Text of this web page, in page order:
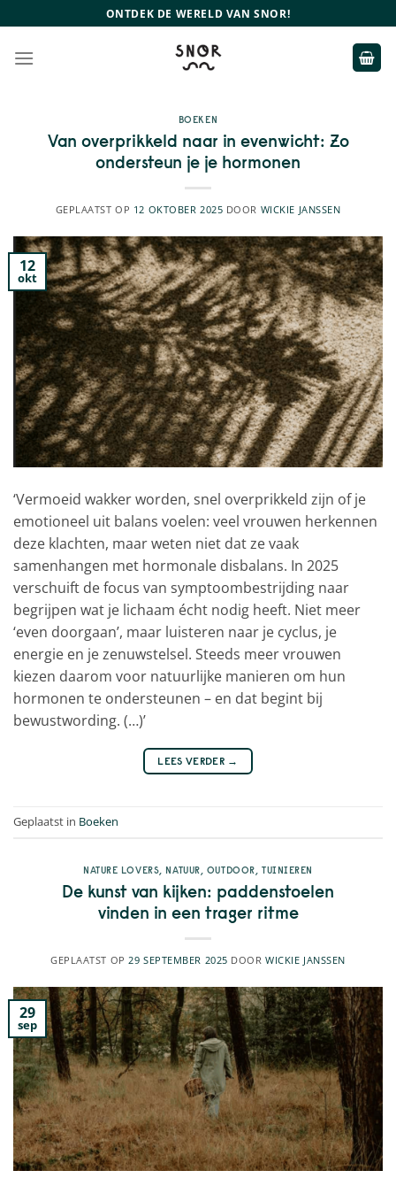
naar
inhoud
ONTDEK DE WERELD VAN SNOR!
BOEKEN
Van overprikkeld naar in evenwicht: Zo
ondersteun je je hormonen
GEPLAATST OP 12 OKTOBER 2025 DOOR WICKIE JANSSEN
12
okt
‘Vermoeid wakker worden, snel overprikkeld zijn of je
emotioneel uit balans voelen: veel vrouwen herkennen
deze klachten, maar weten niet dat ze vaak
samenhangen met hormonale disbalans. In 2025
verschuift de focus van symptoombestrijding naar
begrijpen wat je lichaam écht nodig heeft. Niet meer
‘even doorgaan’, maar luisteren naar je cyclus, je
energie en je zenuwstelsel. Steeds meer vrouwen
kiezen daarom voor natuurlijke manieren om hun
hormonen te ondersteunen – en dat begint bij
bewustwording. (…)’
LEES VERDER →
Geplaatst in Boeken
NATURE LOVERS, NATUUR, OUTDOOR, TUINIEREN
De kunst van kijken: paddenstoelen
vinden in een trager ritme
GEPLAATST OP 29 SEPTEMBER 2025 DOORWICKIE JANSSEN
29
sep